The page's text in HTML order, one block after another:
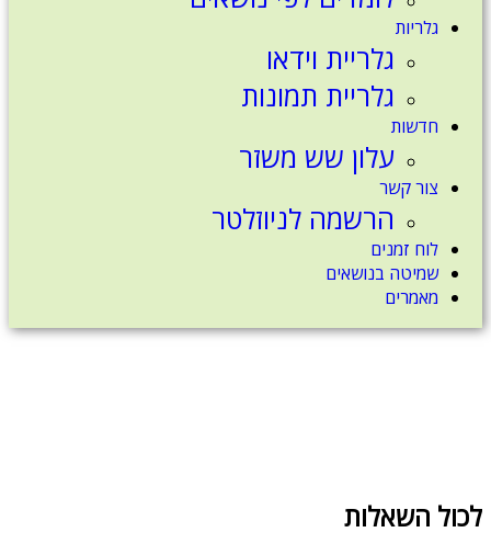
גלריות
גלריית וידאו
גלריית תמונות
חדשות
עלון שש משזר
צור קשר
הרשמה לניוזלטר
לוח זמנים
שמיטה בנושאים
מאמרים
לכול השאלות